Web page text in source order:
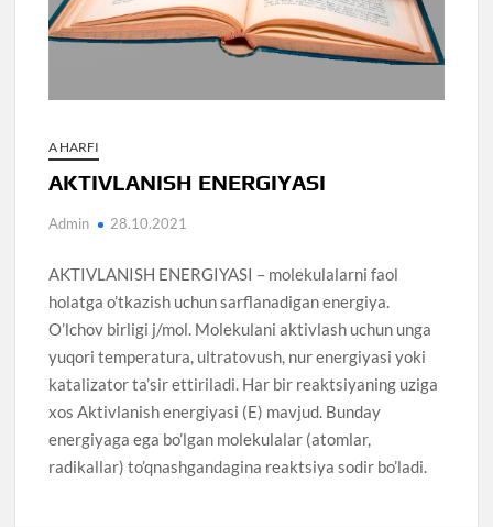
A HARFI
AKTIVLANISH ENERGIYASI
Admin 28.10.2021
AKTIVLANISH ENERGIYASI – molekulalarni faol
holatga o’tkazish uchun sarflanadigan energiya.
O’lchov birligi j/mol. Molekulani aktivlash uchun unga
yuqori temperatura, ultratovush, nur energiyasi yoki
katalizator ta’sir ettiriladi. Har bir reaktsiyaning uziga
xos Aktivlanish energiyasi (E) mavjud. Bunday
energiyaga ega bo’lgan molekulalar (atomlar,
radikallar) to’qnashgandagina reaktsiya sodir bo’ladi.